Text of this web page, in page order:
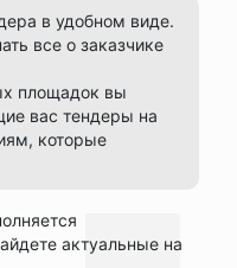
в удобном виде.
все о заказчике
площадок вы
вас тендеры на
которые
актуальные на